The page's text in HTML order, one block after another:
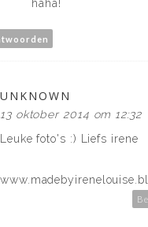
haha!
UNKNOWN
13 oktober 2014 om 12:32
Leuke foto's :) Liefs irene